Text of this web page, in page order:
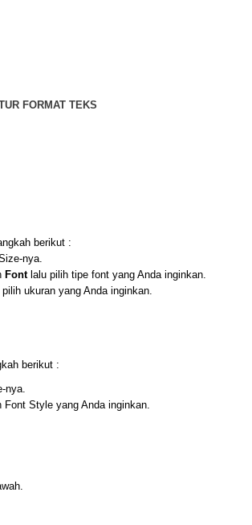
FORMAT TEKS
berikut :
nya.
Font lalu pilih tipe font yang Anda inginkan.
pilih ukuran yang Anda inginkan.
berikut :
nya.
Style yang Anda inginkan.